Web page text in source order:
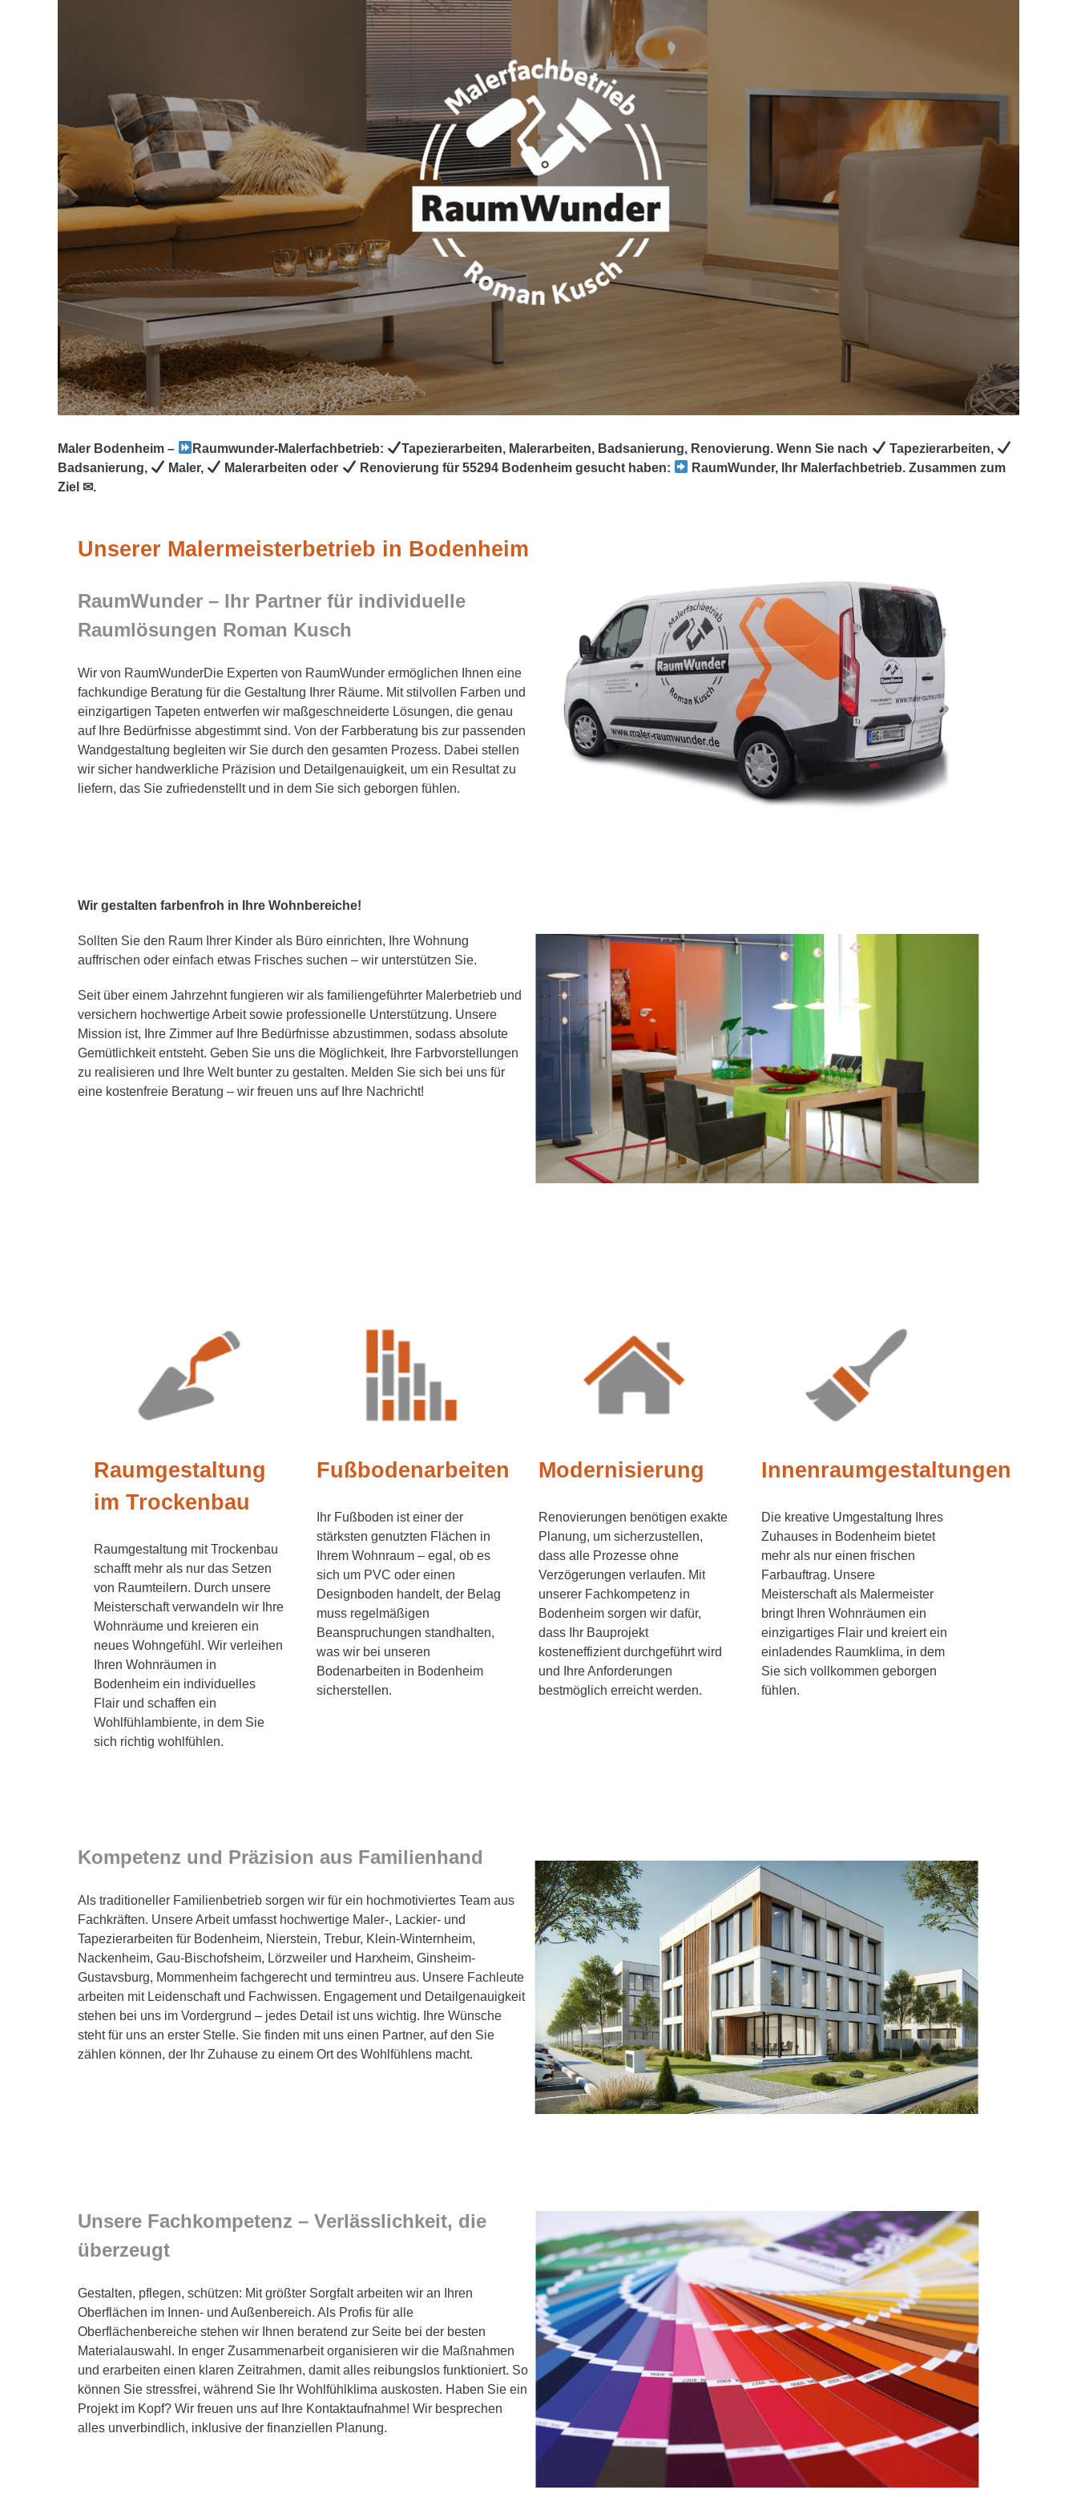
Maler Bodenheim – Raumwunder-Malerfachbetrieb: Tapezierarbeiten, Malerarbeiten, Badsanierung, Renovierung. Wenn Sie nach
Tapezierarbeiten,
Badsanierung,
Maler, Malerarbeiten oder Renovierung für 55294 Bodenheim gesucht haben:
RaumWunder, Ihr Malerfachbetrieb. Zusammen zum
Ziel ✉.
Unserer Malermeisterbetrieb in Bodenheim
RaumWunder – Ihr Partner für individuelle
Raumlösungen Roman Kusch
Wir von RaumWunderDie Experten von RaumWunder ermöglichen Ihnen eine
fachkundige Beratung für die Gestaltung Ihrer Räume. Mit stilvollen Farben und
einzigartigen Tapeten entwerfen wir maßgeschneiderte Lösungen, die genau
auf Ihre Bedürfnisse abgestimmt sind. Von der Farbberatung bis zur passenden
Wandgestaltung begleiten wir Sie durch den gesamten Prozess. Dabei stellen
wir sicher handwerkliche Präzision und Detailgenauigkeit, um ein Resultat zu
liefern, das Sie zufriedenstellt und in dem Sie sich geborgen fühlen.
Wir gestalten farbenfroh in Ihre Wohnbereiche!
Sollten Sie den Raum Ihrer Kinder als Büro einrichten, Ihre Wohnung
auffrischen oder einfach etwas Frisches suchen – wir unterstützen Sie.
Seit über einem Jahrzehnt fungieren wir als familiengeführter Malerbetrieb und
versichern hochwertige Arbeit sowie professionelle Unterstützung. Unsere
Mission ist, Ihre Zimmer auf Ihre Bedürfnisse abzustimmen, sodass absolute
Gemütlichkeit entsteht. Geben Sie uns die Möglichkeit, Ihre Farbvorstellungen
zu realisieren und Ihre Welt bunter zu gestalten. Melden Sie sich bei uns für
eine kostenfreie Beratung – wir freuen uns auf Ihre Nachricht!
Raumgestaltung
im Trockenbau
Raumgestaltung mit Trockenbau
schafft mehr als nur das Setzen
von Raumteilern. Durch unsere
Meisterschaft verwandeln wir Ihre
Wohnräume und kreieren ein
neues Wohngefühl. Wir verleihen
Ihren Wohnräumen in
Bodenheim ein individuelles
Flair und schaffen ein
Wohlfühlambiente, in dem Sie
sich richtig wohlfühlen.
Fußbodenarbeiten
Ihr Fußboden ist einer der
stärksten genutzten Flächen in
Ihrem Wohnraum – egal, ob es
sich um PVC oder einen
Designboden handelt, der Belag
muss regelmäßigen
Beanspruchungen standhalten,
was wir bei unseren
Bodenarbeiten in Bodenheim
sicherstellen.
Modernisierung
Renovierungen benötigen exakte
Planung, um sicherzustellen,
dass alle Prozesse ohne
Verzögerungen verlaufen. Mit
unserer Fachkompetenz in
Bodenheim sorgen wir dafür,
dass Ihr Bauprojekt
kosteneffizient durchgeführt wird
und Ihre Anforderungen
bestmöglich erreicht werden.
Innenraumgestaltungen
Die kreative Umgestaltung Ihres
Zuhauses in Bodenheim bietet
mehr als nur einen frischen
Farbauftrag. Unsere
Meisterschaft als Malermeister
bringt Ihren Wohnräumen ein
einzigartiges Flair und kreiert ein
einladendes Raumklima, in dem
Sie sich vollkommen geborgen
fühlen.
Kompetenz und Präzision aus Familienhand
Als traditioneller Familienbetrieb sorgen wir für ein hochmotiviertes Team aus
Fachkräften. Unsere Arbeit umfasst hochwertige Maler-, Lackier- und
Tapezierarbeiten für Bodenheim, Nierstein, Trebur, Klein-Winternheim,
Nackenheim, Gau-Bischofsheim, Lörzweiler und Harxheim, Ginsheim-
Gustavsburg, Mommenheim fachgerecht und termintreu aus. Unsere Fachleute
arbeiten mit Leidenschaft und Fachwissen. Engagement und Detailgenauigkeit
stehen bei uns im Vordergrund – jedes Detail ist uns wichtig. Ihre Wünsche
steht für uns an erster Stelle. Sie finden mit uns einen Partner, auf den Sie
zählen können, der Ihr Zuhause zu einem Ort des Wohlfühlens macht.
Unsere Fachkompetenz – Verlässlichkeit, die
überzeugt
Gestalten, pflegen, schützen: Mit größter Sorgfalt arbeiten wir an Ihren
Oberflächen im Innen- und Außenbereich. Als Profis für alle
Oberflächenbereiche stehen wir Ihnen beratend zur Seite bei der besten
Materialauswahl. In enger Zusammenarbeit organisieren wir die Maßnahmen
und erarbeiten einen klaren Zeitrahmen, damit alles reibungslos funktioniert. So
können Sie stressfrei, während Sie Ihr Wohlfühlklima auskosten. Haben Sie ein
Projekt im Kopf? Wir freuen uns auf Ihre Kontaktaufnahme! Wir besprechen
alles unverbindlich, inklusive der finanziellen Planung.